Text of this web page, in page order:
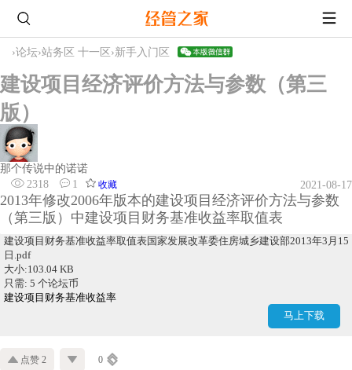
›论坛›站务区 十一区 ›新手入门区
建设项目经济评价方法与参数（第三
版）
那个传说中的诺诺
2318
1 收藏 2021-08-17
2013年修改2006年版本的建设项目经济评价方法与参数
（第三版）中建设项目财务基准收益率取值表
建设项目财务基准收益率取值表国家发展改革委住房城乡建设部2013年3月15
日.pdf
大小:103.04 KB
只需: 5 个论坛币
马上下载
建设项目财务基准收益率
点赞 2 0